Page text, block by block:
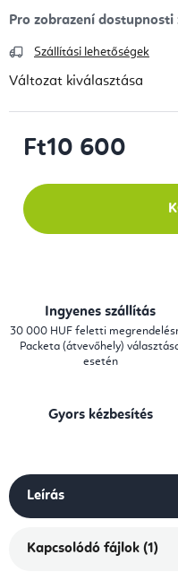
Szállítási lehetőségek
Változat kiválasztása
Ft10 600
Ingyenes szállítás
30 000 HUF feletti
Packeta (átvevőhely)
esetén
Gyors kézbesítés
Leírás
Kapcsolódó fájlok (1)